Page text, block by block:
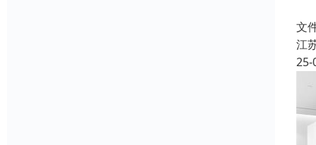
文
江
25-